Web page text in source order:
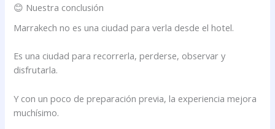
😊 Nuestra conclusión
Marrakech no es una ciudad para verla desde el hotel.
Es una ciudad para recorrerla, perderse, observar y
disfrutarla.
Y con un poco de preparación previa, la experiencia mejora
muchísimo.